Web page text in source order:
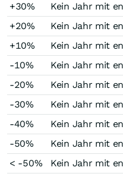
+30%
Kein Jahr mit
+20%
Kein Jahr mit
+10%
Kein Jahr mit
-10%
Kein Jahr mit
-20%
Kein Jahr mit
-30%
Kein Jahr mit
-40%
Kein Jahr mit
-50%
Kein Jahr mit
< -50%
Kein Jahr mit